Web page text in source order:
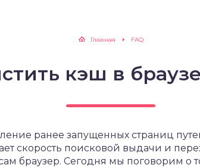
Главная FAQ
кэш в
ранее запущенных страниц
скорость поисковой выдачи и
браузер. Сегодня мы поговорим о